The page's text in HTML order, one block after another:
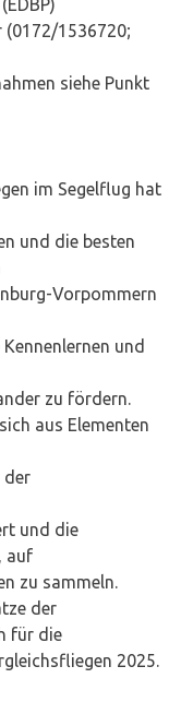
1536720;
siehe Punkt
im Segelflug hat
und die besten
Vorpommern
und
zu fördern.
aus Elementen
der
und die
auf
zu sammeln.
der
für die
2025.